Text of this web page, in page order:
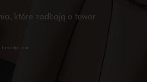
które zadbają o towar
i medyczna